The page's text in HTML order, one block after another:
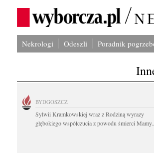
Nekrologi Odeszli Poradnik
BYDGOSZCZ
Sylwii Kramkowskiej wraz z Rodziną wyrazy
głębokiego współczucia z powodu śmierci